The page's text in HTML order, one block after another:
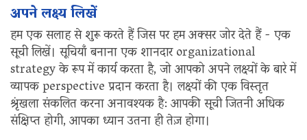
अपने लक्ष्य लिखें
हम एक सलाह से शुरू करते हैं जिस पर हम अक्सर जोर देते हैं - एक
सूची लिखें। सूचियाँ बनाना एक शानदार organizational
strategy के रूप में कार्य करता है, जो आपको अपने लक्ष्यों के बारे में
व्यापक perspective प्रदान करता है। लक्ष्यों की एक विस्तृत
श्रृंखला संकलित करना अनावश्यक है: आपकी सूची जितनी अधिक
संक्षिप्त होगी, आपका ध्यान उतना ही तेज़ होगा।